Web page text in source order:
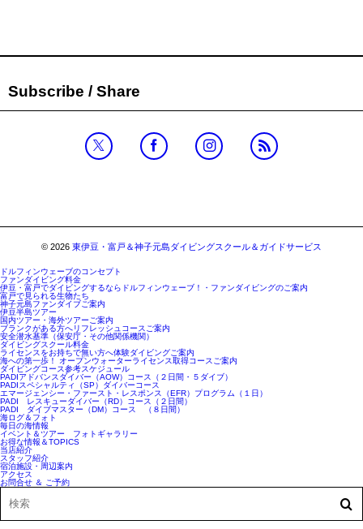
Subscribe / Share
© 2026 東伊豆・富戸＆神子元島ダイビングスクール＆ガイドサービス
ドルフィンウェーブのコンセプト
ファンダイビング料金
伊豆・富戸でダイビングするならドルフィンウェーブ！・ファンダイビングのご案内
富戸で見られる生物たち
神子元島ファンダイブご案内
伊豆半島ツアー
国内ツアー・海外ツアーご案内
ブランクがある方へリフレッシュコースご案内
安全潜水基準（保安庁・その他関係機関）
ダイビングスクール料金
ライセンスをお持ちで無い方へ体験ダイビングご案内
海への第一歩！ オープンウォーターライセンス取得コースご案内
ダイビングコース参考スケジュール
PADIアドバンスダイバー（AOW）コース（２日間・５ダイブ）
PADIスペシャルティ（SP）ダイバーコース
エマージェンシー・ファースト・レスポンス（EFR）プログラム（１日）
PADI レスキューダイバー（RD）コース（２日間）
PADI ダイブマスター（DM）コース （８日間）
海ログ＆フォト
毎日の海情報
イベント＆ツアー フォトギャラリー
お得な情報＆TOPICS
当店紹介
スタッフ紹介
宿泊施設・周辺案内
アクセス
お問合せ ＆ ご予約